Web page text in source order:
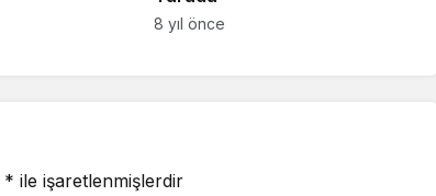
8 yıl önce
* ile işaretlenmişlerdir